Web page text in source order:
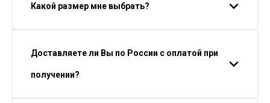
Какой размер мне выбрать?
Доставляете ли Вы по России с оплатой при
получении?